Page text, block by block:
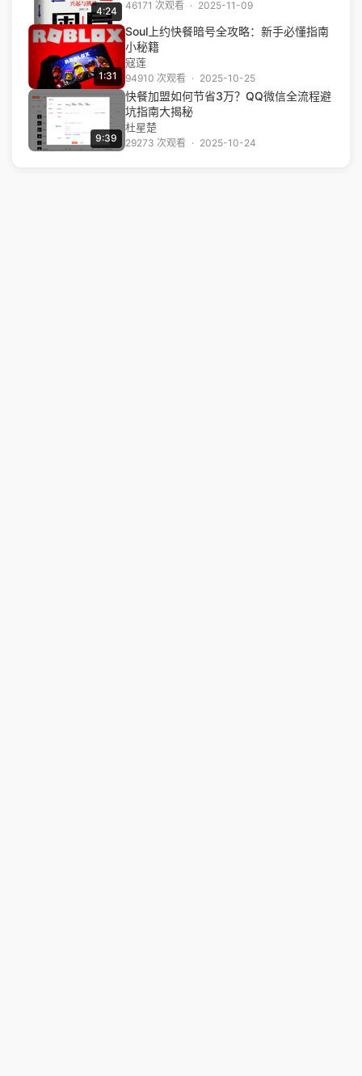
4:24
46171 次观看 · 2025-11-09
1:31
Soul上约快餐暗号全攻略：新手必懂指南
小秘籍
寇莲
94910 次观看 · 2025-10-25
9:39
快餐加盟如何节省3万？QQ微信全流程避
坑指南大揭秘
杜星楚
29273 次观看 · 2025-10-24